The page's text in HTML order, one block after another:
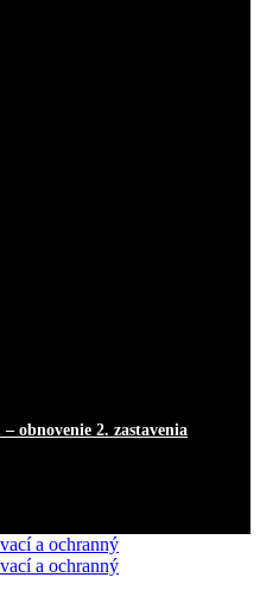
obnovenie 2. zastavenia